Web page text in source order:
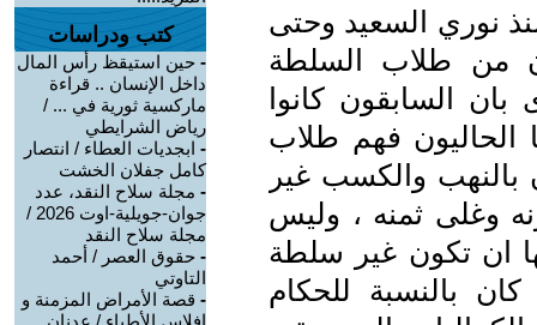
نوري السعيد وحتى
من طلاب السلطة
السابقون كانوا
الحاليون فهم طلاب
والكسب غير
وغلى ثمنه ، وليس
ان تكون غير سلطة
بالنسبة للحكام
كتب ودراسات
- حين استيقظ رأس المال
داخل الإنسان .. قراءة
ماركسية ثورية في ... /
رياض الشرايطي
- ابجديات العطاء / انتصار
كامل جفلان الخشت
- مجلة سلاح النقد، عدد
جوان-جويلية-اوت 2026 /
مجلة سلاح النقد
- حقوق العصر / أحمد
التاوتي
- قصة الأمراض المزمنة و
إفلاس الأطباء / عدنان